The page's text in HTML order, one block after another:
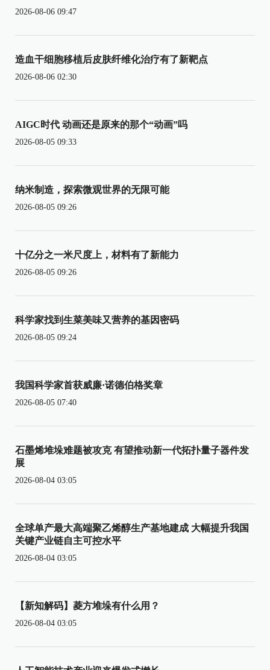
2026-08-06 09:47
造血干细胞移植后皮肤纤维化治疗有了新靶点
2026-08-06 02:30
AIGC时代 动画还是原来的那个“动画”吗
2026-08-05 09:33
纳米制造，探索微观世界的无限可能
2026-08-05 09:26
十亿分之一米尺度上，材料有了新能力
2026-08-05 09:26
科学家找到生菜美味又营养的基因密码
2026-08-05 09:24
我国科学家首获威廉·诺德伯格奖章
2026-08-05 07:40
石墨烯堆垛难题被攻克 有望推动新一代拓扑量子器件发
展
2026-08-04 03:05
全球单产最大高端聚乙烯醇生产基地建成 大幅提升我国
关键产业链自主可控水平
2026-08-04 03:05
【新知解码】菱方堆垛有什么用？
2026-08-04 03:05